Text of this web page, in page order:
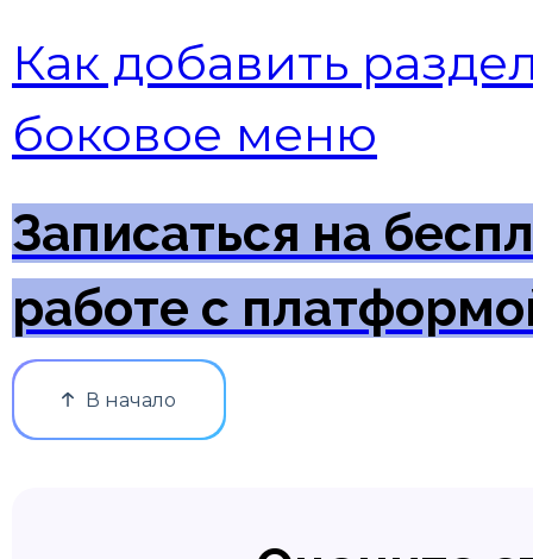
Как добавить
боковое меню
Записаться на
работе с
В начало